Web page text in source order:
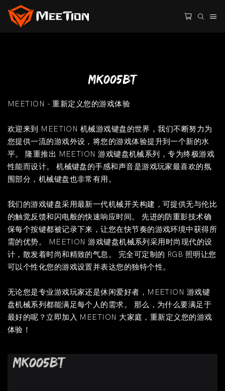
MK005BT
MEETION - 重新定义您的游戏体验
欢迎来到 MEETION 机械游戏键盘的世界，我们不断努力为
您提供一流的游戏外设，将您的游戏体验提升到一个新的水
平。 隆重推出 MEETION 游戏键盘机械系列，专为终极游戏
性能而设计。 机械键盘的手感和声音是游戏玩家最喜欢的氛
围部分，机械键盘也非常有用。
我们的游戏键盘采用最新一代机械开关构建，可提供无与伦比
的触觉反馈和闪电般的快速响应时间。 先进的防重影技术确
保每个按键都被记录下来，让您在快节奏的游戏环境中获得所
需的优势。 MEETION 游戏键盘机械系列采用时尚现代的设
计，散发着时尚和精致的气息。 完全可定制的 RGB 照明让您
可以个性化您的游戏设置并表达您的独特个性。
无论您是专业游戏玩家还是休闲爱好者，MEETION 游戏键
盘机械系列都能满足每个人的需求。 那么，为什么要满足于
最好的呢？立即加入 MEETION 大家庭，重新定义您的游戏
体验！
MK005BT